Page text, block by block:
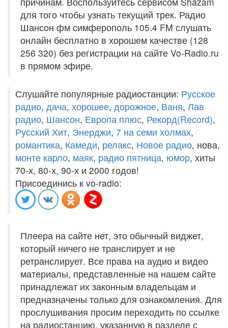
для того чтобы узнать текущий трек. Радио
Шансон фм симферополь 105.4 FM слушать
онлайн бесплатно в хорошем качестве (128
256 320) без регистрации на сайте Vo-Radio.ru
в прямом эфире.
Слушайте популярные радиостанции: Русское
радио, дача, хорошее, дорожное, Ваня, Лав
радио, Шансон, Европа плюс, Рекорд(Record),
Русский Хит, Энерджи, 7 на семи холмах,
романтика, Камеди, релакс, Новое радио, нова,
монте карло, маяк, радио пятница, юмор, хиты
70-х, 80-х, 90-х и 2000 годов!
Присоединись к vo-radio:
Плеера на сайте нет, это обычный виджет,
который ничего не транслирует и не
ретранслирует. Все права на аудио и видео
материалы, представленные на нашем сайте
принадлежат их законным владельцам и
предназначены только для ознакомления. Для
прослушивания просим переходить по ссылке
на радиостанцию, указанную в разделе с